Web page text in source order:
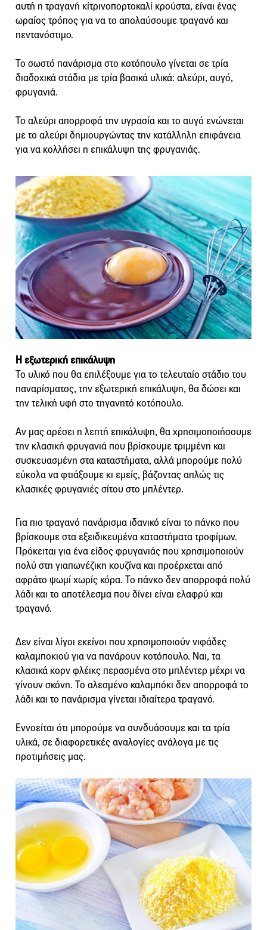
αυτή η τραγανή κίτρινοπορτοκαλί κρούστα, είναι ένας
ωραίος τρόπος για να το απολαύσουμε τραγανό και
πεντανόστιμο.
Το σωστό πανάρισμα στο κοτόπουλο γίνεται σε τρία
διαδοχικά στάδια με τρία βασικά υλικά: αλεύρι, αυγό,
φρυγανιά.
Το αλεύρι απορροφά την υγρασία και το αυγό ενώνεται
με το αλεύρι δημιουργώντας την κατάλληλη επιφάνεια
για να κολλήσει η επικάλυψη της φρυγανιάς.
Η εξωτερική επικάλυψη
Το υλικό που θα επιλέξουμε για το τελευταίο στάδιο του
παναρίσματος, την εξωτερική επικάλυψη, θα δώσει και
την τελική υφή στο τηγανητό κοτόπουλο.
Αν μας αρέσει η λεπτή επικάλυψη, θα χρησιμοποιήσουμε
την κλασική φρυγανιά που βρίσκουμε τριμμένη και
συσκευασμένη στα καταστήματα, αλλά μπορούμε πολύ
εύκολα να φτιάξουμε κι εμείς, βάζοντας απλώς τις
κλασικές φρυγανιές σίτου στο μπλέντερ.
Για πιο τραγανό πανάρισμα ιδανικό είναι το πάνκο που
βρίσκουμε στα εξειδικευμένα καταστήματα τροφίμων.
Πρόκειται για ένα είδος φρυγανιάς που χρησιμοποιούν
πολύ στη γιαπωνέζικη κουζίνα και προέρχεται από
αφράτο ψωμί χωρίς κόρα. Το πάνκο δεν απορροφά πολύ
λάδι και το αποτέλεσμα που δίνει είναι ελαφρύ και
τραγανό.
Δεν είναι λίγοι εκείνοι που χρησιμοποιούν νιφάδες
καλαμποκιού για να πανάρουν κοτόπουλο. Ναι, τα
κλασικά κορν φλέικς περασμένα στο μπλέντερ μέχρι να
γίνουν σκόνη. Το αλεσμένο καλαμπόκι δεν απορροφά το
λάδι και το πανάρισμα γίνεται ιδιαίτερα τραγανό.
Εννοείται ότι μπορούμε να συνδυάσουμε και τα τρία
υλικά, σε διαφορετικές αναλογίες ανάλογα με τις
προτιμήσεις μας.